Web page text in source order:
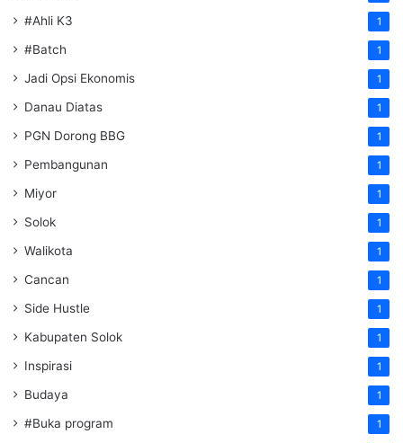
#Ahli K3 1
#Batch 1
Jadi Opsi Ekonomis 1
Danau Diatas 1
PGN Dorong BBG 1
Pembangunan 1
Miyor 1
Solok 1
Walikota 1
Cancan 1
Side Hustle 1
Kabupaten Solok 1
Inspirasi 1
Budaya 1
#Buka program 1